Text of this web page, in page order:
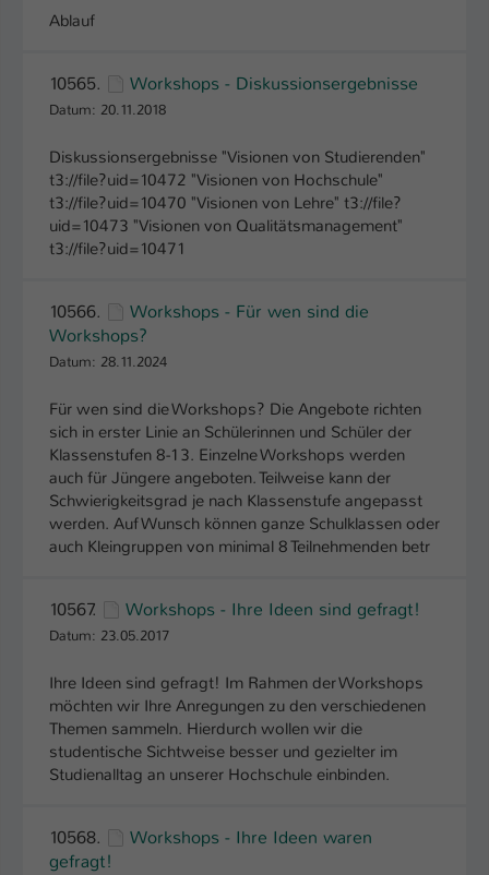
Ablauf
10565. Workshops - Diskussionsergebnisse
Datum: 20.11.2018
Diskussionsergebnisse "Visionen von Studierenden"
t3://file?uid=10472 "Visionen von Hochschule"
t3://file?uid=10470 "Visionen von Lehre" t3://file?
uid=10473 "Visionen von Qualitätsmanagement"
t3://file?uid=10471
10566.
Workshops - Für wen sind die
Workshops?
Datum: 28.11.2024
Für wen sind die Workshops? Die Angebote richten
sich in erster Linie an Schülerinnen und Schüler der
Klassenstufen 8-13. Einzelne Workshops werden
auch für Jüngere angeboten. Teilweise kann der
Schwierigkeitsgrad je nach Klassenstufe angepasst
werden. Auf Wunsch können ganze Schulklassen oder
auch Kleingruppen von minimal 8 Teilnehmenden betr
10567. Workshops - Ihre Ideen sind gefragt!
Datum: 23.05.2017
Ihre Ideen sind gefragt! Im Rahmen der Workshops
möchten wir Ihre Anregungen zu den verschiedenen
Themen sammeln. Hierdurch wollen wir die
studentische Sichtweise besser und gezielter im
Studienalltag an unserer Hochschule einbinden.
10568.
Workshops - Ihre Ideen waren
gefragt!
Anbieter
Zweck
Dieser Cookie teilt der Webseite mit, ob
angemeldet ist und Rechte besitzt diese
zu verwalten.